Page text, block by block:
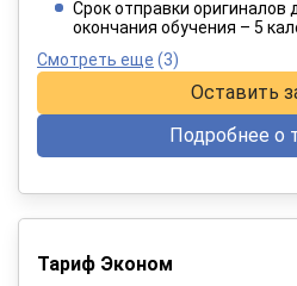
Срок отправки оригиналов
окончания обучения – 5
Смотреть еще (3)
Оставить
Подробнее о
Тариф Эконом